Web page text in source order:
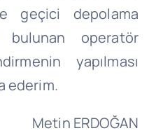
geçici depolama
bulunan operatör
yapılması
ederim.
Metin ERDOĞAN